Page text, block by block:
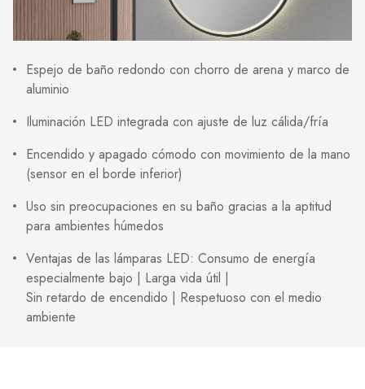
Espejo de baño redondo con chorro de arena y marco de
aluminio
Iluminación LED integrada con ajuste de luz cálida/fría
Encendido y apagado cómodo con movimiento de la mano
(sensor en el borde inferior)
Uso sin preocupaciones en su baño gracias a la aptitud
para ambientes húmedos
Ventajas de las lámparas LED: Consumo de energía
especialmente bajo | Larga vida útil |
Sin retardo de encendido | Respetuoso con el medio
ambiente